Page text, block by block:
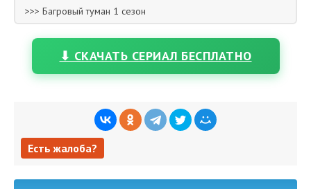
>>> Багровый туман 1 сезон
⬇ СКАЧАТЬ СЕРИАЛ БЕСПЛАТНО
Есть жалоба?